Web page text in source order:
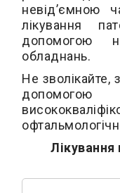
невід’ємною
лікування
допомогою
обладнань.
Не зволікайте,
Лікування